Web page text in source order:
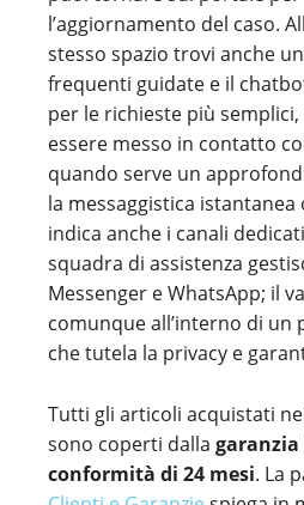
l’aggiornamento del caso.
stesso spazio trovi anche
frequenti guidate e il
per le richieste più
essere messo in contatto
quando serve un
la messaggistica
indica anche i canali
squadra di assistenza
Messenger e WhatsApp; il
comunque all’interno di un
che tutela la privacy e
Tutti gli articoli acquistati
sono coperti dalla garanzia
conformità di 24 mesi. La